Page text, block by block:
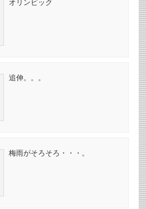
オリンピック
追伸。。。
梅雨がそろそろ・・・。